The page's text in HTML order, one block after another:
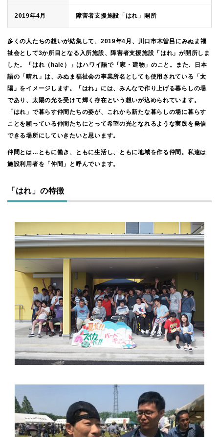
2019年4月 障害者支援施設「はれ」開所
多くの人たちの想いが結集して、2019年4月、川口市木曽呂にみぬま福
祉会として3か所目となる入所施設、障害者支援施設「はれ」が開所しま
した。「はれ（hale）」はハワイ語で「家・建物」のこと。また、日本
語の「晴れ」は、みぬま福祉会の事業所名としても使用されている「太
陽」をイメージします。「はれ」には、みんなで作り上げる暮らしの場
であり、太陽の光を受けて輝く存在という想いが込められています。
「はれ」で暮らす仲間たちの姿が、これから新たな暮らしの場に暮らす
ことを願っている仲間たちにとって希望の光となれるような実践を発信
できる場所にしていきたいと思います。
仲間とは…ともに働き、ともに生活し、ともに地域を作る仲間。私達は
施設利用者を「仲間」と呼んでいます。
「はれ」の特徴